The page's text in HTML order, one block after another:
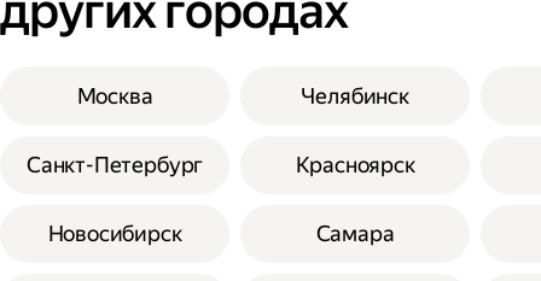
Москва
Санкт-Петербург
Новосибирск
Челябинск
Красноярск
Самара